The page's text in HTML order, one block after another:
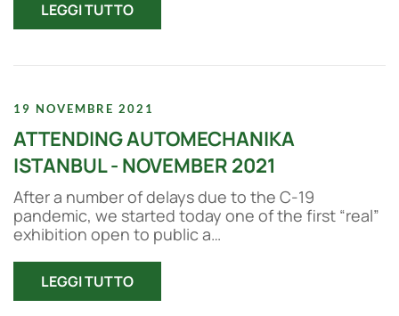
LEGGI TUTTO
19 NOVEMBRE 2021
ATTENDING AUTOMECHANIKA
ISTANBUL - NOVEMBER 2021
After a number of delays due to the C-19
pandemic, we started today one of the first “real”
exhibition open to public a…
LEGGI TUTTO